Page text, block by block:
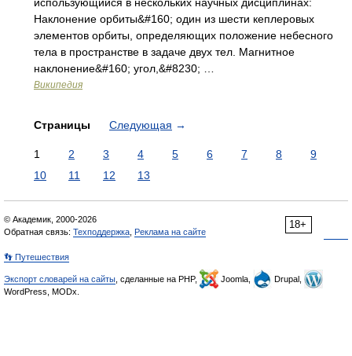
Наклонение орбиты&#160; один из шести кеплеровых
элементов орбиты, определяющих положение небесного
тела в пространстве в задаче двух тел. Магнитное
наклонение&#160; угол,&#8230; …
Википедия
Страницы Следующая →
1 2 3 4 5 6 7 8
9
10
11 12 13
18+
© Академик, 2000-2026
Обратная связь: Техподдержка Реклама на сайте
👣 Путешествия
Экспорт словарей на сайты , сделанные на PHP, Joomla,
Drupal,
WordPress, MODx.